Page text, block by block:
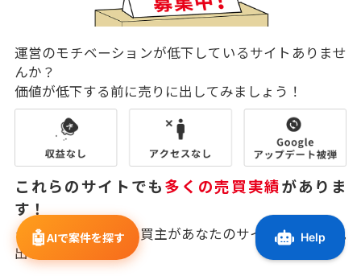
運営のモチベーションが低下しているサイトありませ
んか？
価値が低下する前に売りに出してみましょう！
これらのサイトでも多くの売買実績がありま
す！
ラッコM&Aの幅広い買主があなたのサイトに価値を見
出してくれます。
🤖AIで案件を探す